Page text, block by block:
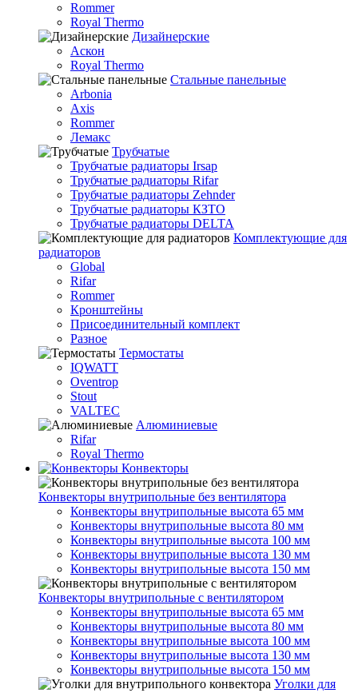
Rommer
Royal Thermo
Дизайнерские
Аскон
Royal Thermo
Стальные панельные
Arbonia
Axis
Rommer
Лемакс
Трубчатые
Трубчатые радиаторы Irsap
Трубчатые радиаторы Rifar
Трубчатые радиаторы Zehnder
Трубчатые радиаторы КЗТО
Трубчатые радиаторы DELTA
Комплектующие для
радиаторов
Global
Rifar
Rommer
Кронштейны
Присоединительный комплект
Разное
Термостаты
IQWATT
Oventrop
Stout
VALTEC
Алюминиевые
Rifar
Royal Thermo
Конвекторы
Конвекторы внутрипольные без вентилятора
Конвекторы внутрипольные высота 65 мм
Конвекторы внутрипольные высота 80 мм
Конвекторы внутрипольные высота 100 мм
Конвекторы внутрипольные высота 130 мм
Конвекторы внутрипольные высота 150 мм
Конвекторы внутрипольные с вентилятором
Конвекторы внутрипольные высота 65 мм
Конвекторы внутрипольные высота 80 мм
Конвекторы внутрипольные высота 100 мм
Конвекторы внутрипольные высота 130 мм
Конвекторы внутрипольные высота 150 мм
Уголки для